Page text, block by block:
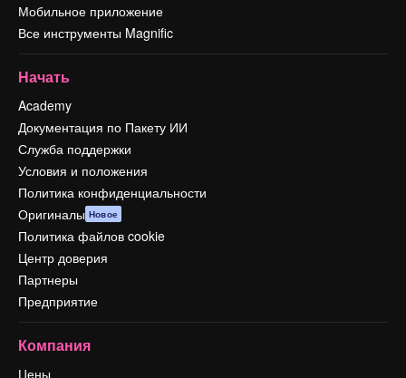
Мобильное приложение
Все инструменты Magnific
Начать
Academy
Документация по Пакету ИИ
Служба поддержки
Условия и положения
Политика конфиденциальности
Оригиналы Новое
Политика файлов cookie
Центр доверия
Партнеры
Предприятие
Компания
Цены